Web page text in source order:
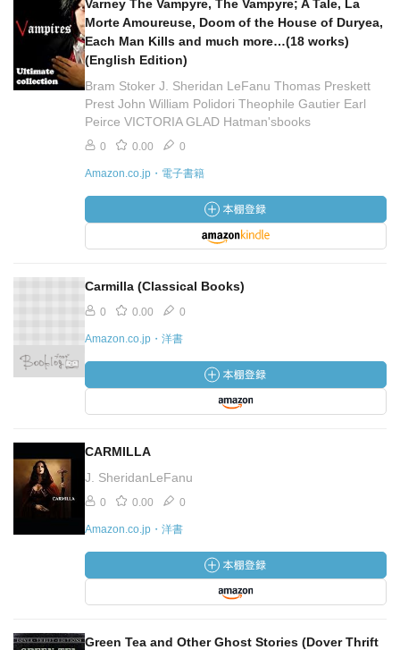
Varney The Vampyre, The Vampyre; A Tale, La
Morte Amoureuse, Doom of the House of Duryea,
Each Man Kills and much more…(18 works)
(English Edition)
Bram Stoker J. Sheridan LeFanu Thomas Preskett
Prest John William Polidori Theophile Gautier Earl
Peirce VICTORIA GLAD Hatman'sbooks
0 0.00 0
Amazon.co.jp・電子書籍
Carmilla (Classical Books)
0 0.00 0
Amazon.co.jp・洋書
CARMILLA
J. SheridanLeFanu
0 0.00 0
Amazon.co.jp・洋書
Green Tea and Other Ghost Stories (Dover Thrift